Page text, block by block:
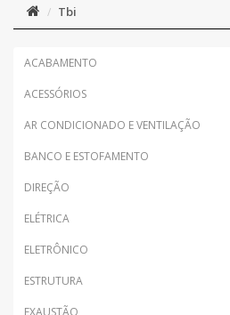
Tbi
ACABAMENTO
ACESSÓRIOS
AR CONDICIONADO E VENTILAÇÃO
BANCO E ESTOFAMENTO
DIREÇÃO
ELÉTRICA
ELETRÔNICO
ESTRUTURA
EXAUSTÃO